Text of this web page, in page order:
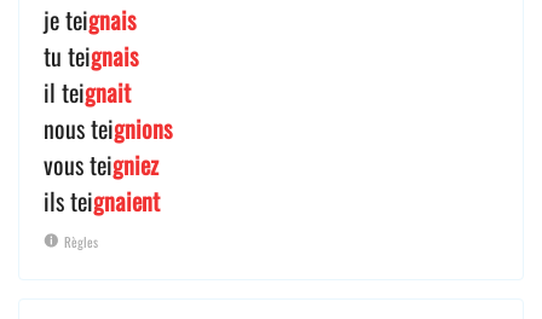
je teignais
tu teignais
il teignait
nous teignions
vous teigniez
ils teignaient
Règles